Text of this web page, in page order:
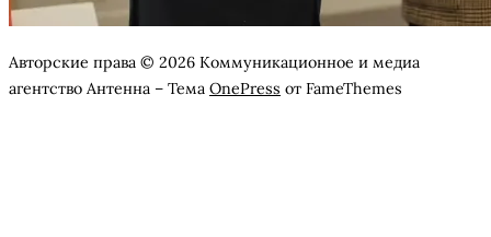
Авторские права © 2026 Коммуникационное и медиа
агентство Антенна – Тема OnePress от FameThemes